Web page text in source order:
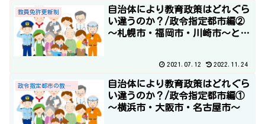
教員免許更新制
自治体により教育政策はどれぐら
い違うのか？/政令指定都市編②
～札幌市・福岡市・川崎市～と教
2021.07.12 2022.11.24
政令指定都市の教育政策
自治体により教育政策はどれぐら
い違うのか？/政令指定都市編①
～横浜市・大阪市・名古屋市～